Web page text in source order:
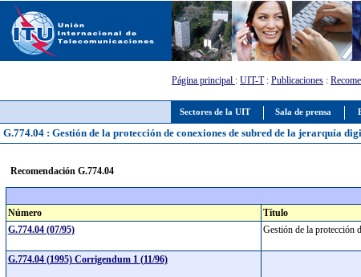
Sectores de la UIT Sala de prensa
Página principal : UIT-T: Publicaciones :
G.774.04 : Gestión de la protección de conexiones de subred de la jerarquía
Recomendación G.774.04
Número
Título
G.774.04 (07/95)
Gestión de la protección
G.774.04 (1995) Corrigendum 1 (11/96)